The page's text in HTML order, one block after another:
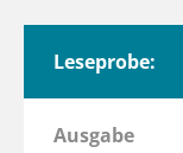
Leseprobe:
Ausgabe